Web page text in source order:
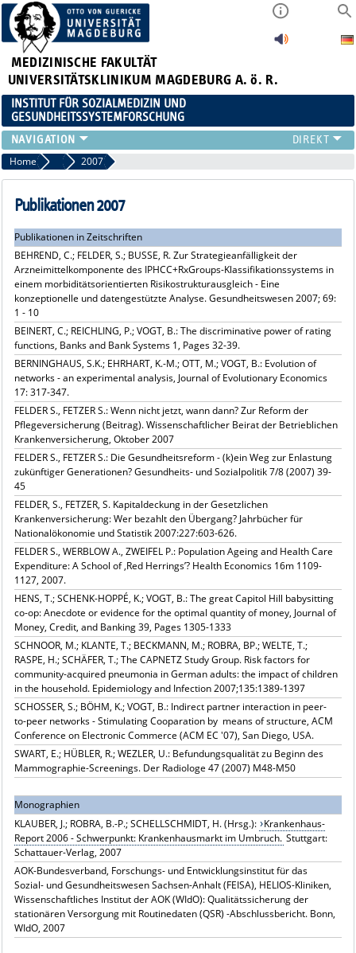
MEDIZINISCHE FAKULTÄT
UNIVERSITÄTSKLINIKUM MAGDEBURG A. ö. R.
INSTITUT FÜR SOZIALMEDIZIN UND
GESUNDHEITSSYSTEMFORSCHUNG
LEHRE
UNSER INSTITUT
TEAM
PUBLIKATIONEN
STELLENANGEBOTE
QUALIFIKATIONSARBEITEN
Home Publikationsarchiv
2007
Publikationen 2007
Publikationen in Zeitschriften
BEHREND, C.; FELDER, S.; BUSSE, R. Zur Strategieanfälligkeit der
Arzneimittelkomponente des IPHCC+RxGroups-Klassifikationssystems in
einem morbiditätsorientierten Risikostrukturausgleich - Eine
konzeptionelle und datengestützte Analyse. Gesundheitswesen 2007; 69:
1 - 10
BEINERT, C.; REICHLING, P.; VOGT, B.: The discriminative power of rating
functions, Banks and Bank Systems 1, Pages 32-39.
BERNINGHAUS, S.K.; EHRHART, K.-M.; OTT, M.; VOGT, B.: Evolution of
networks - an experimental analysis, Journal of Evolutionary Economics
17: 317-347.
FELDER S., FETZER S.: Wenn nicht jetzt, wann dann? Zur Reform der
Pflegeversicherung (Beitrag). Wissenschaftlicher Beirat der Betrieblichen
Krankenversicherung, Oktober 2007
FELDER S., FETZER S.: Die Gesundheitsreform - (k)ein Weg zur Enlastung
zukünftiger Generationen? Gesundheits- und Sozialpolitik 7/8 (2007) 39-
45
FELDER, S., FETZER, S. Kapitaldeckung in der Gesetzlichen
Krankenversicherung: Wer bezahlt den Übergang? Jahrbücher für
Nationalökonomie und Statistik 2007:227:603-626.
FELDER S., WERBLOW A., ZWEIFEL P.: Population Ageing and Health Care
Expenditure: A School of ‚Red Herrings’? Health Economics 16m 1109-
1127, 2007.
HENS, T.; SCHENK-HOPPÉ, K.; VOGT, B.: The great Capitol Hill babysitting
co-op: Anecdote or evidence for the optimal quantity of money, Journal of
Money, Credit, and Banking 39, Pages 1305-1333
SCHNOOR, M.; KLANTE, T.; BECKMANN, M.; ROBRA, BP.; WELTE, T.;
RASPE, H.; SCHÄFER, T.; The CAPNETZ Study Group. Risk factors for
community-acquired pneumonia in German adults: the impact of children
in the household. Epidemiology and Infection 2007;135:1389-1397
SCHOSSER, S.; BÖHM, K.; VOGT, B.: Indirect partner interaction in peer-
to-peer networks - Stimulating Cooparation by means of structure, ACM
Conference on Electronic Commerce (ACM EC '07), San Diego, USA.
SWART, E.; HÜBLER, R.; WEZLER, U.: Befundungsqualität zu Beginn des
Mammographie-Screenings. Der Radiologe 47 (2007) M48-M50
Monographien
KLAUBER, J.; ROBRA, B.-P.; SCHELLSCHMIDT, H. (Hrsg.): Krankenhaus-
Report 2006 - Schwerpunkt: Krankenhausmarkt im Umbruch. Stuttgart:
Schattauer-Verlag, 2007
AOK-Bundesverband, Forschungs- und Entwicklungsinstitut für das
Sozial- und Gesundheitswesen Sachsen-Anhalt (FEISA), HELIOS-Kliniken,
Wissenschaftliches Institut der AOK (WIdO): Qualitätssicherung der
stationären Versorgung mit Routinedaten (QSR) -Abschlussbericht. Bonn,
WIdO, 2007